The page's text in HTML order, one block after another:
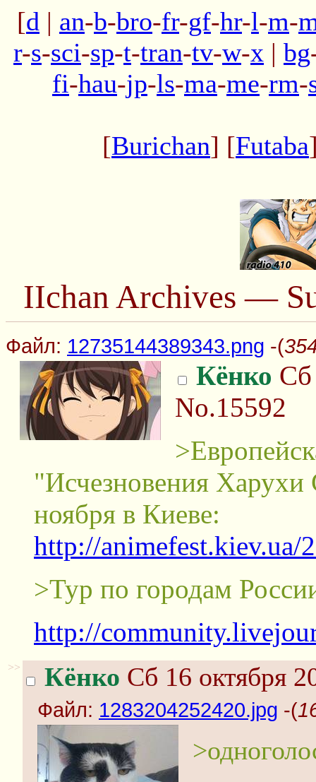
[d | an-b-bro-fr-gf-hr-l-m-
r-s-sci-sp-t-tran-tv-w-x | bg
fi-hau-jp-ls-ma-me-rm-
[Burichan] [Futaba
IIchan Archives —
Файл: 12735144389343.png -(
Кёнко Сб
No.15592
"Исчезновения Харухи
ноября в Киеве:
http://animefest.kiev.ua/
>Тур по городам
http://
>> Кёнко Сб 16 октября
Файл: 1283204252420.jpg -(